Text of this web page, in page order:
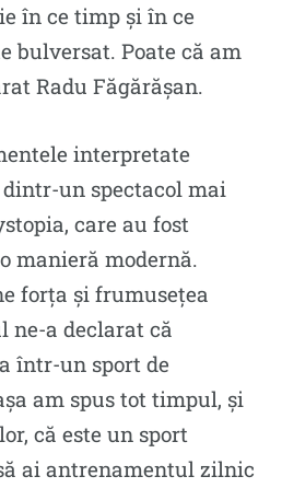
în ce timp și în ce
bulversat. Poate că am
Radu Făgărășan.
interpretate
un spectacol mai
care au fost
manieră modernă.
forța și frumusețea
ne-a declarat că
într-un sport de
am spus tot timpul, și
că este un sport
ai antrenamentul zilnic